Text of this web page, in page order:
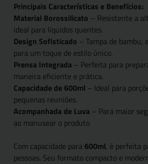
Principais Características e Benefícios:
Material Borossilicato – Resistente a
ideal para líquidos quentes.
Design Sofisticado – Tampa de bambu,
para um toque de estilo único.
Prensa Integrada – Perfeita para
maneira eficiente e prática.
Capacidade de 600ml – Ideal para
pequenas reuniões.
Acompanhada de Luva – Para maior
ao manusear o produto
Com capacidade para 600ml, é perfeita
pessoas. Seu formato compacto e